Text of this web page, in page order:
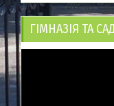
ГІМНАЗІЯ ТА